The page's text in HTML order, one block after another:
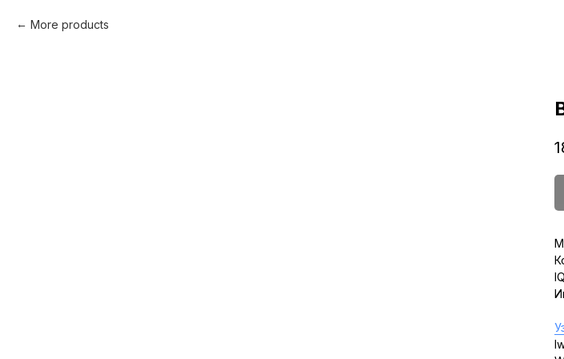
More products